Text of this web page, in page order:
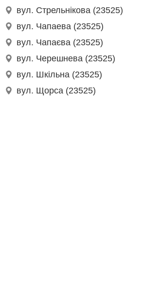
вул. Стрельнікова (23525)
вул. Чапаева (23525)
вул. Чапаєва (23525)
вул. Черешнева (23525)
вул. Шкільна (23525)
вул. Щорса (23525)